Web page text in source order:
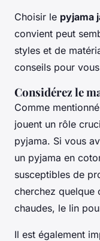
Choisir le pyjama
convient peut
styles et de
conseils pour
Considérez le
Comme
jouent un rôle
pyjama. Si vous
un pyjama en
susceptibles de
cherchez quelque
chaudes, le lin
Il est également